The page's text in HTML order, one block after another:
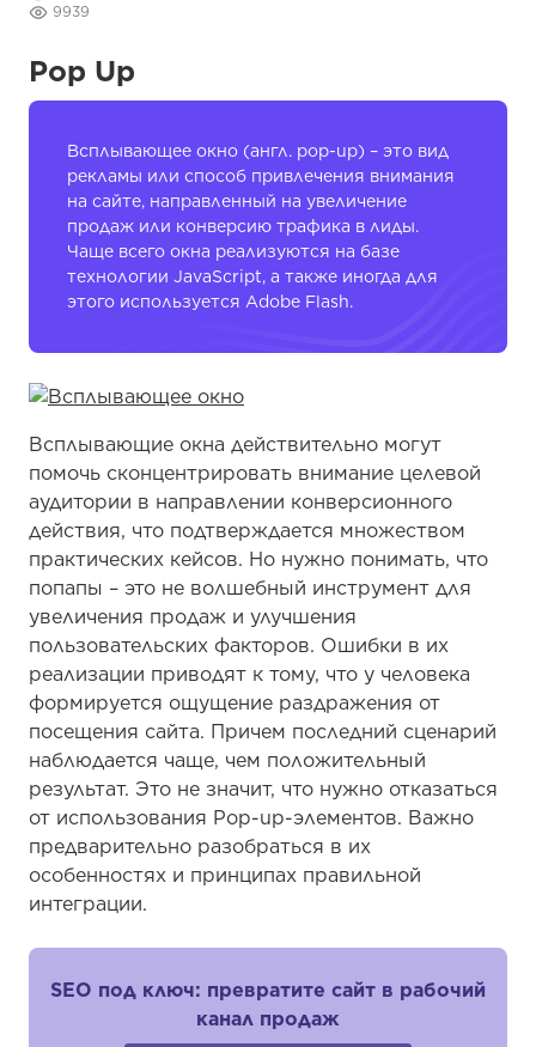
Pop Up
9939
Всплывающее окно (англ. pop-up) – это вид
рекламы или способ привлечения внимания
на сайте, направленный на увеличение
продаж или конверсию трафика в лиды.
Чаще всего окна реализуются на базе
технологии JavaScript, а также иногда для
этого используется Adobe Flash.
Всплывающие окна действительно могут
помочь сконцентрировать внимание целевой
аудитории в направлении конверсионного
действия, что подтверждается множеством
практических кейсов. Но нужно понимать, что
попапы – это не волшебный инструмент для
увеличения продаж и улучшения
пользовательских факторов. Ошибки в их
реализации приводят к тому, что у человека
формируется ощущение раздражения от
посещения сайта. Причем последний сценарий
наблюдается чаще, чем положительный
результат. Это не значит, что нужно отказаться
от использования Pop-up-элементов. Важно
предварительно разобраться в их
особенностях и принципах правильной
интеграции.
SEO под ключ: превратите сайт в рабочий
канал продаж